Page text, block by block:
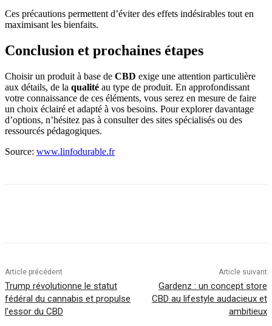
Ces précautions permettent d’éviter des effets indésirables tout en
maximisant les bienfaits.
Conclusion et prochaines étapes
Choisir un produit à base de CBD exige une attention particulière
aux détails, de la qualité au type de produit. En approfondissant
votre connaissance de ces éléments, vous serez en mesure de faire
un choix éclairé et adapté à vos besoins. Pour explorer davantage
d’options, n’hésitez pas à consulter des sites spécialisés ou des
ressourcés pédagogiques.
Source: www.linfodurable.fr
Article précédent
Trump révolutionne le statut
fédéral du cannabis et propulse
l’essor du CBD
Article suivant
Gardenz : un concept store
CBD au lifestyle audacieux et
ambitieux